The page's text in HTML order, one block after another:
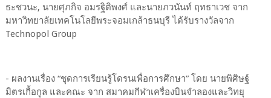
ธะชวนะ, นายศุภกิจ อมรฐิติพงศ์ และนายภวนันท์ ฤทธาเวช จาก
มหาวิทยาลัยเทคโนโลยีพระจอมเกล้าธนบุรี ได้รับรางวัลจาก
Technopol Group
- ผลงานเรื่อง “ชุดการเรียนรู้โดรนเพื่อการศึกษา” โดย นายพิศิษฐ์
มิตรเกื้อกูล และคณะ จาก สมาคมกีฬาเครื่องบินจำลองและวิทยุ